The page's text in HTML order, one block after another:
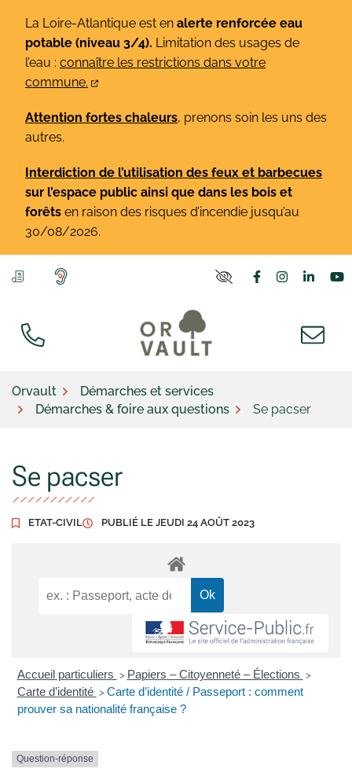
contenu
La Loire-Atlantique est en alerte renforcée eau
potable (niveau 3/4). Limitation des usages de
l’eau : connaître les restrictions dans votre
commune.
Attention fortes chaleurs, prenons soin les uns des
autres.
Interdiction de l’utilisation des feux et barbecues
sur l’espace public ainsi que dans les bois et
forêts en raison des risques d’incendie jusqu’au
30/08/2026.
Lien vers le
Lien vers
Lien
Orvault
Démarches et services
Démarches & foire aux questions
Se pacser
Se pacser
ETAT-CIVIL PUBLIÉ LE JEUDI 24 AOÛT 2023
Accueil particuliers > Papiers – Citoyenneté – Élections >
Carte d’identité > Carte d’identité / Passeport : comment
prouver sa nationalité française ?
Question-réponse